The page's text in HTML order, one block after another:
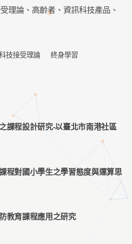
理論、高齡者、資訊科技產品、
技接受理論
終身學習
課程設計研究-以臺北市南港社區
程對國小學生之學習態度與運算思
教育課程應用之研究